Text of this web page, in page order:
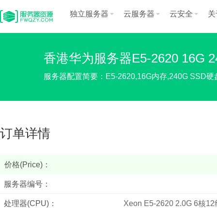
独立服务器 云服务器 云安全
香港华为服务器E5-2620 16G
服务器配置简要：E5-2620,16G内存,240G SSD
订单详情
价格(Price)：
服务器编号：
处理器(CPU)： Xeon E5-2620 2.0G 6核